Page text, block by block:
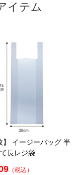
イテム
】 イージーバッグ 半
長レジ袋
（税込）